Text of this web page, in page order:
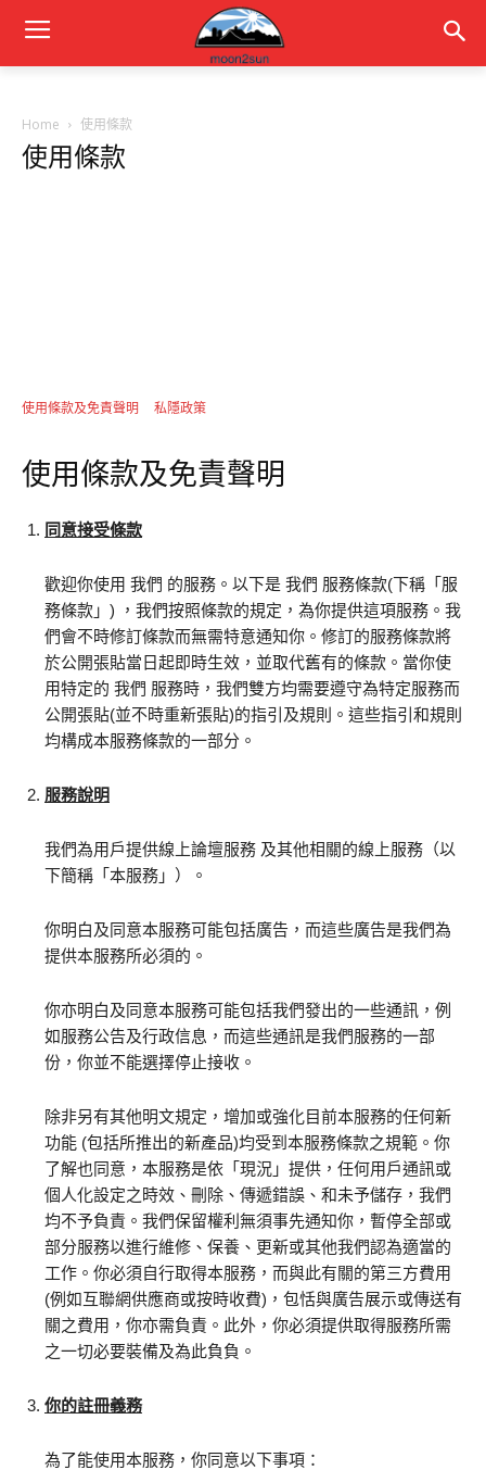
Home 使用條款
使用條款
使用條款及免責聲明 私隱政策
使用條款及免責聲明
同意接受條款
歡迎你使用 我們 的服務。以下是 我們 服務條款(下稱「服
務條款」) ，我們按照條款的規定，為你提供這項服務。我
們會不時修訂條款而無需特意通知你。修訂的服務條款將
於公開張貼當日起即時生效，並取代舊有的條款。當你使
用特定的 我們 服務時，我們雙方均需要遵守為特定服務而
公開張貼(並不時重新張貼)的指引及規則。這些指引和規則
均構成本服務條款的一部分。
服務說明
我們為用戶提供線上論壇服務 及其他相關的線上服務（以
下簡稱「本服務」）。
你明白及同意本服務可能包括廣告，而這些廣告是我們為
提供本服務所必須的。
你亦明白及同意本服務可能包括我們發出的一些通訊，例
如服務公告及行政信息，而這些通訊是我們服務的一部
份，你並不能選擇停止接收。
除非另有其他明文規定，增加或強化目前本服務的任何新
功能 (包括所推出的新產品)均受到本服務條款之規範。你
了解也同意，本服務是依「現況」提供，任何用戶通訊或
個人化設定之時效、刪除、傳遞錯誤、和未予儲存，我們
均不予負責。我們保留權利無須事先通知你，暫停全部或
部分服務以進行維修、保養、更新或其他我們認為適當的
工作。你必須自行取得本服務，而與此有關的第三方費用
(例如互聯網供應商或按時收費)，包恬與廣告展示或傳送有
關之費用，你亦需負責。此外，你必須提供取得服務所需
之一切必要裝備及為此負負。
你的註冊義務
為了能使用本服務，你同意以下事項：